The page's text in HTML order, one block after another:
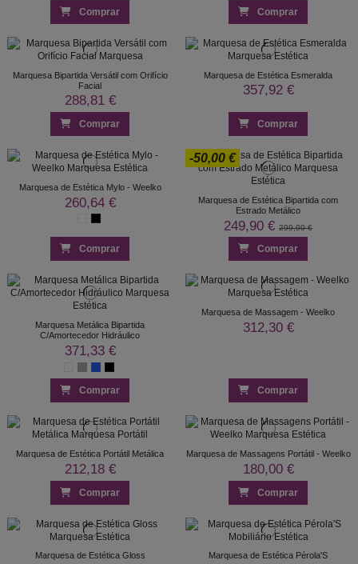
Comprar Comprar
Marquesa Bipartida Versátil com Orifício
Facial
288,81 €
Comprar
Marquesa de Estética Esmeralda
357,92 €
Comprar
Marquesa de Estética Mylo - Weelko
260,64 €
Comprar
-50,00 €
Marquesa de Estética Bipartida com
Estrado Metálico
249,90 € 299,90 €
Comprar
Marquesa Metálica Bipartida
C/Amortecedor Hidráulico
371,33 €
Comprar
Marquesa de Massagem - Weelko
312,30 €
Comprar
Marquesa de Estética Portátil Metálica
212,18 €
Comprar
Marquesa de Massagens Portátil - Weelko
180,00 €
Comprar
Marquesa de Estética Gloss Marquesa de Estética Pérola'S